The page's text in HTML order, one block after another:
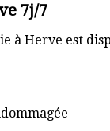
7j/7
à Herve est